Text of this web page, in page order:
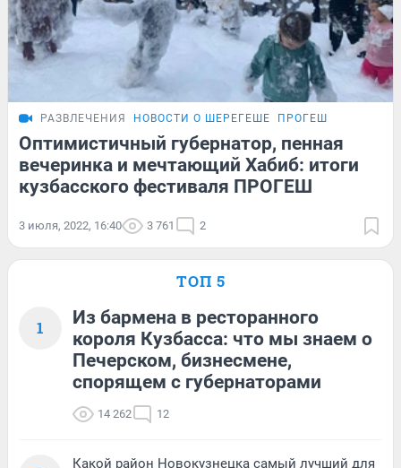
РАЗВЛЕЧЕНИЯ НОВОСТИ О ШЕРЕГЕШЕ ПРОГЕШ
Оптимистичный губернатор, пенная
вечеринка и мечтающий Хабиб: итоги
кузбасского фестиваля ПРОГЕШ
3 июля, 2022, 16:40 3 761 2
ТОП 5
1
Из бармена в ресторанного
короля Кузбасса: что мы знаем о
Печерском, бизнесмене,
спорящем с губернаторами
14 262 12
Какой район Новокузнецка самый лучший для